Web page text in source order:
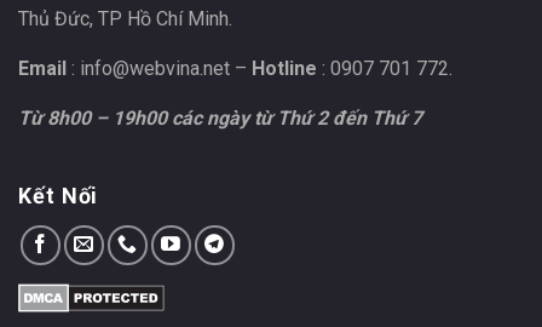
Thủ Đức, TP Hồ Chí Minh.
Email : info@webvina.net – Hotline : 0907 701 772.
Từ 8h00 – 19h00 các ngày từ Thứ 2 đến Thứ 7
Kết Nối